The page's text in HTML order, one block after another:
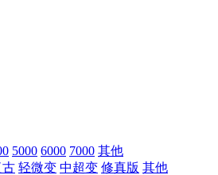
5000 6000 7000 其他
古 轻微变 中超变 修真版 其他